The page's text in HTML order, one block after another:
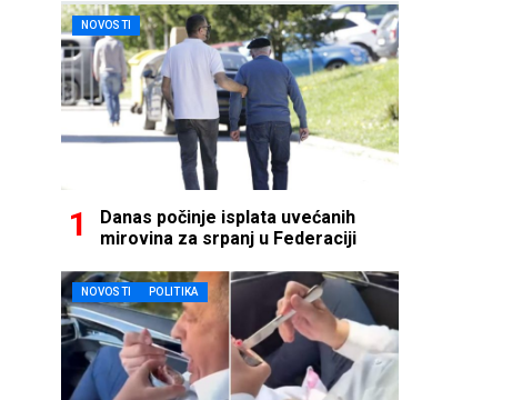
NOVOSTI
Danas počinje isplata uvećanih
mirovina za srpanj u Federaciji
NOVOSTI POLITIKA